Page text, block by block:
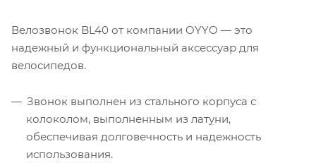
Велозвонок BL40 от компании OYYO — это
надежный и функциональный аксессуар для
велосипедов.
Звонок выполнен из стального корпуса с
колоколом, выполненным из латуни,
обеспечивая долговечность и надежность
использования.